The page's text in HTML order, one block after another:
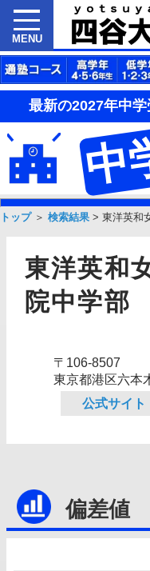
MENU
最新の2027年中学
中
トップ＞ 検索結果 > 東洋英和
東洋英和
院中学部
〒106-8507
東京都港区六本
公式サイト
偏差値